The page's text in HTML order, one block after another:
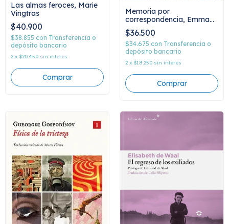
Las almas feroces, Marie
Vingtras
$40.900
$38.855 con Transferencia o
depósito bancario
2 x $20.450 sin interés
Memoria por
correspondencia, Emma
Reyes
$36.500
$34.675 con Transferencia o
depósito bancario
2 x $18.250 sin interés